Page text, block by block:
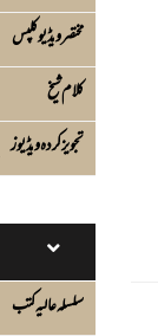
مختصر ویڈیو کلپس
كلام شیخ
تجویز کردہ ویڈیوز
سلسلہ عالیہ کتب